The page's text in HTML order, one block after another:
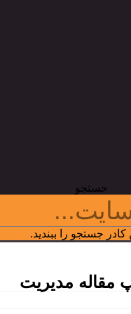
جستجو
کادر جستجو را ببندید.
مقاله مدیریت